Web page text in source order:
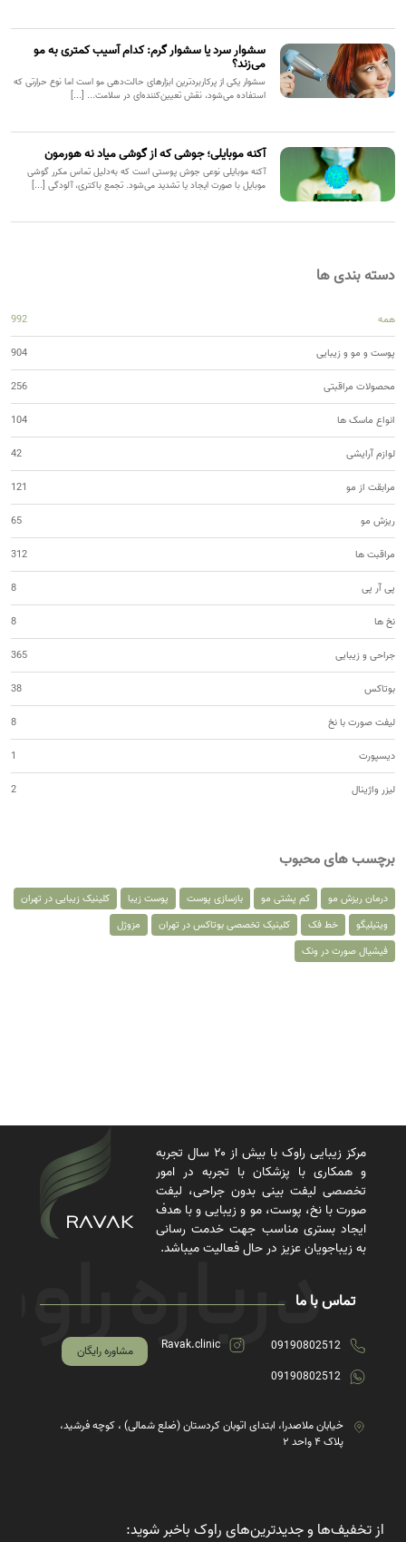
سشوار سرد یا سشوار گرم: کدام آسیب کمتری به مو
می‌زند؟
سشوار یکی از پرکاربردترین ابزارهای حالت‌دهی مو است اما نوع حرارتی که
استفاده می‌شود، نقش تعیین‌کننده‌ای در سلامت... [...]
آکنه موبایلی؛ جوشی که از گوشی میاد نه هورمون
آکنه موبایلی نوعی جوش پوستی است که به‌دلیل تماس مکرر گوشی
موبایل با صورت ایجاد یا تشدید می‌شود. تجمع باکتری، آلودگی [...]
دسته بندی ها
همه 992
پوست و مو و زیبایی 904
محصولات مراقبتی 256
انواع ماسک ها 104
لوازم آرایشی 42
مرابقت از مو 121
ریزش مو 65
مراقبت ها 312
پی آر پی 8
نخ ها 8
جراحی و زیبایی 365
بوتاکس 38
لیفت صورت با نخ 8
دیسپورت 1
لیزر واژینال 2
برچسب های محبوب
درمان ریزش مو کم پشتی مو بازسازی پوست پوست زیبا
کلینیک زیبایی در تهران
ویتیلیگو
خط فک کلینیک تخصصی بوتاکس در تهران
مزوژل
فیشیال صورت در ونک
مرکز زیبایی راوک با بیش از ۲۰ سال تجربه
و همکاری با پزشکان با تجربه در امور
تخصصی لیفت بینی بدون جراحی، لیفت
صورت با نخ، پوست، مو و زیبایی و با هدف
ایجاد بستری مناسب جهت خدمت رسانی
به زیباجویان عزیز در حال فعالیت میباشد.
تماس با ما
09190802512
09190802512
Ravak.clinic مشاوره رایگان
خیابان ملاصدرا، ابتدای اتوبان کردستان (ضلع شمالی) ، کوچه فرشید،
پلاک ۴ واحد ۲
از تخفیف‌ها و جدیدترین‌های راوک باخبر شوید: